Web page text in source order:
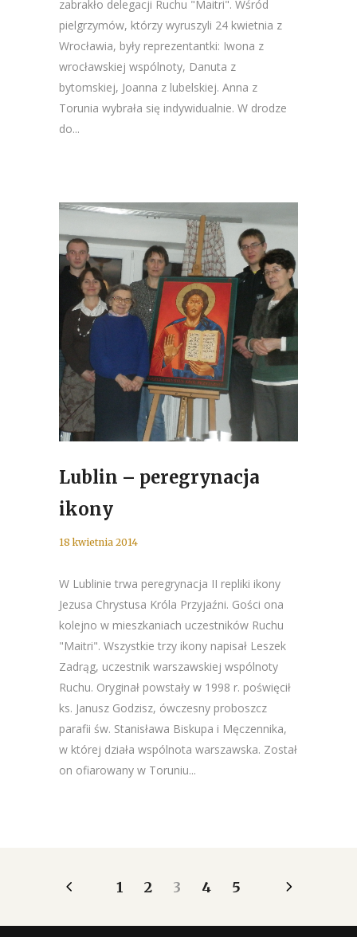
zabrakło delegacji Ruchu "Maitri". Wśród
pielgrzymów, którzy wyruszyli 24 kwietnia z
Wrocławia, były reprezentantki: Iwona z
wrocławskiej wspólnoty, Danuta z
bytomskiej, Joanna z lubelskiej. Anna z
Torunia wybrała się indywidualnie. W drodze
do...
Lublin – peregrynacja
ikony
18 kwietnia 2014
W Lublinie trwa peregrynacja II repliki ikony
Jezusa Chrystusa Króla Przyjaźni. Gości ona
kolejno w mieszkaniach uczestników Ruchu
"Maitri". Wszystkie trzy ikony napisał Leszek
Zadrąg, uczestnik warszawskiej wspólnoty
Ruchu. Oryginał powstały w 1998 r. poświęcił
ks. Janusz Godzisz, ówczesny proboszcz
parafii św. Stanisława Biskupa i Męczennika,
w której działa wspólnota warszawska. Został
on ofiarowany w Toruniu...
1 2 3 4 5